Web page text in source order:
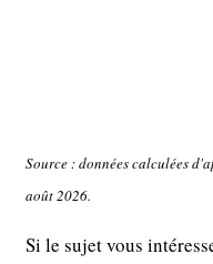
Source : données calculées
août 2026.
Si le sujet vous